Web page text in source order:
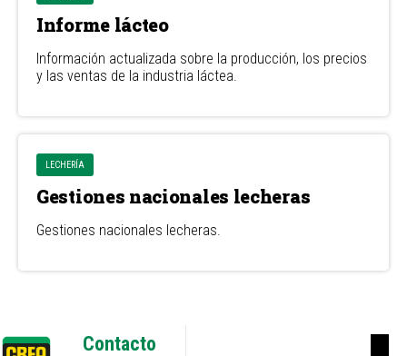
Informe lácteo
Información actualizada sobre la producción, los precios
y las ventas de la industria láctea.
LECHERÍA
Gestiones nacionales lecheras
Gestiones nacionales lecheras.
Contacto